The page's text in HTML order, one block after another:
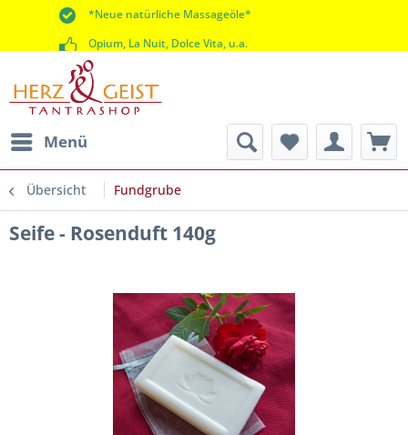
*Neue natürliche Massageöle*
Opium, La Nuit, Dolce Vita, u.a.
*60 Tage Rückgaberecht*
Menü
Übersicht Fundgrube
Seife - Rosenduft 140g